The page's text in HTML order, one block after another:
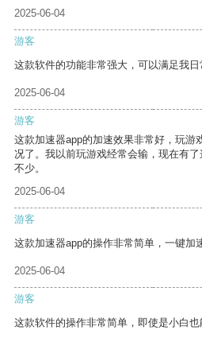
2025-06-04
游客
这款软件的功能非常强大，可以满足我日
2025-06-04
游客
这款加速器app的加速效果非常好，玩游
况了。我以前玩游戏经常会输，现在有
不少。
2025-06-04
游客
这款加速器app的操作非常简单，一键加
2025-06-04
游客
这款软件的操作非常简单，即使是小白也